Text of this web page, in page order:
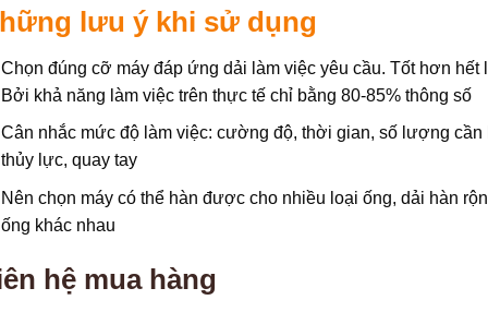
lưu ý khi sử dụng
Chọn đúng cỡ máy đáp ứng dải làm việc yêu cầu. Tốt hơn
Bởi khả năng làm việc trên thực tế chỉ bằng 80-85% thông số
Cân nhắc mức độ làm việc: cường độ, thời gian, số lượng
thủy lực, quay tay
Nên chọn máy có thể hàn được cho nhiều loại ống, dải hàn
ống khác nhau
hệ mua hàng